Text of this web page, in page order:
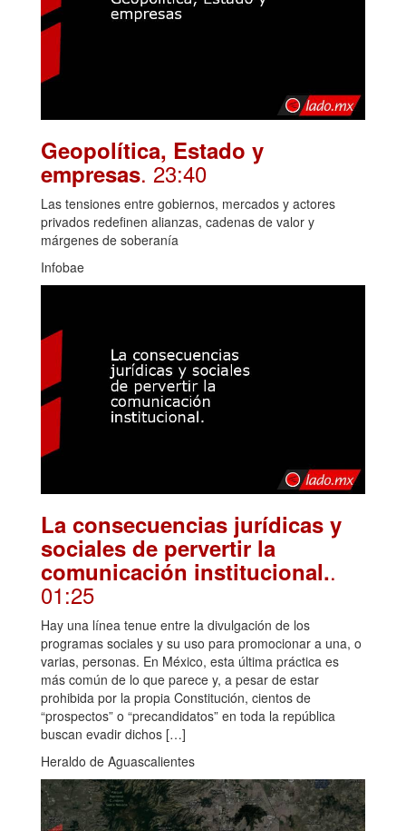
Geopolítica, Estado y
empresas. 23:40
Las tensiones entre gobiernos, mercados y actores
privados redefinen alianzas, cadenas de valor y
márgenes de soberanía
Infobae
La consecuencias jurídicas y
sociales de pervertir la
comunicación institucional..
01:25
Hay una línea tenue entre la divulgación de los
programas sociales y su uso para promocionar a una, o
varias, personas. En México, esta última práctica es
más común de lo que parece y, a pesar de estar
prohibida por la propia Constitución, cientos de
“prospectos” o “precandidatos” en toda la república
buscan evadir dichos […]
Heraldo de Aguascalientes